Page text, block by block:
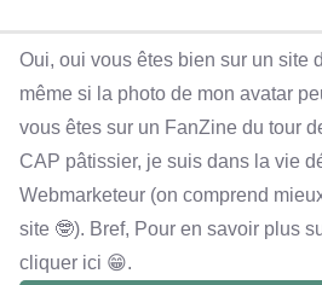
Oui, oui vous êtes bien sur un site
même si la photo de mon avatar
vous êtes sur un FanZine du tour
CAP pâtissier, je suis dans la vie
Webmarketeur (on comprend
site 🤓). Bref, Pour en savoir plus
cliquer ici 😁.